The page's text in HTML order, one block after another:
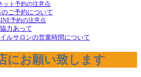
ット予約の注意点
ご予約について
予約の注意点
力あって
ルサロンの営業時間について
にお願い致します